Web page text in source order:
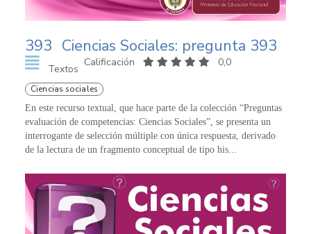
393 Ciencias Sociales: pregunta 393
Textos
Calificación 0,0
Ciencias sociales
En este recurso textual, que hace parte de la colección “Preguntas
evaluación de competencias: Ciencias Sociales”, se presenta un
interrogante de selección múltiple con única respuesta, derivado
de la lectura de un fragmento conceptual de tipo his...